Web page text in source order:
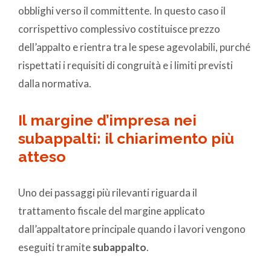
obblighi verso il committente. In questo caso il
corrispettivo complessivo costituisce prezzo
dell’appalto e rientra tra le spese agevolabili, purché
rispettati i requisiti di congruità e i limiti previsti
dalla normativa.
Il margine d’impresa nei
subappalti: il chiarimento più
atteso
Uno dei passaggi più rilevanti riguarda il
trattamento fiscale del margine applicato
dall’appaltatore principale quando i lavori vengono
eseguiti tramitesubappalto.